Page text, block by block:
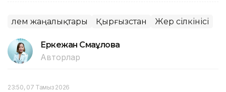
Әлем жаңалықтары Қырғызстан Жер сілкінісі
Еркежан Смағұлова
Авторлар
23:50, 07 Тамыз 2026